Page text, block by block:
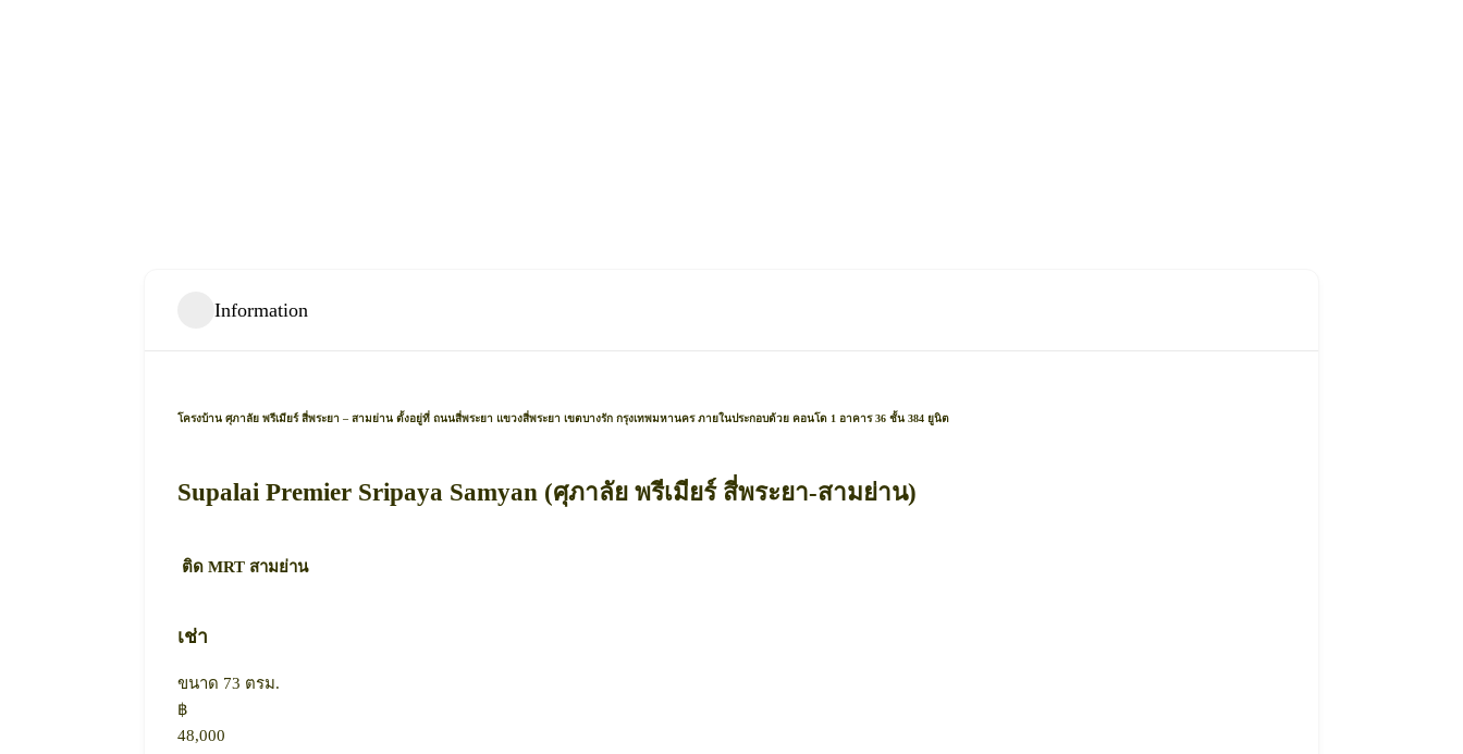
Information
โครงบ้าน ศุภาลัย พรีเมียร์ สี่พระยา – สามย่าน ตั้งอยู่ที่ ถนนสี่พระยา แขวงสี่พระยา เขตบางรัก กรุงเทพมหานคร ภายในประกอบด้วย คอนโด 1 อาคาร 36 ชั้น 384 ยูนิต
Supalai Premier Sripaya Samyan (ศุภาลัย พรีเมียร์ สี่พระยา-สามย่าน)
ติด MRT สามย่าน
เช่า
ขนาด 73 ตรม.
฿
48,000